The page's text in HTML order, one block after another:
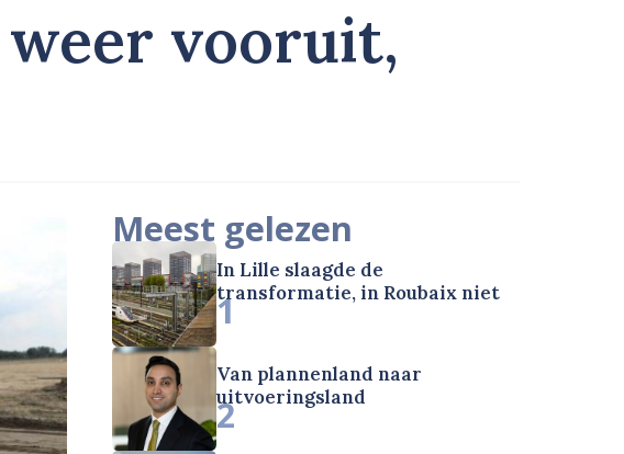
vooruit,
Meest gelezen
In Lille slaagde de
transformatie, in Roubaix niet
1
Van plannenland naar
uitvoeringsland
2